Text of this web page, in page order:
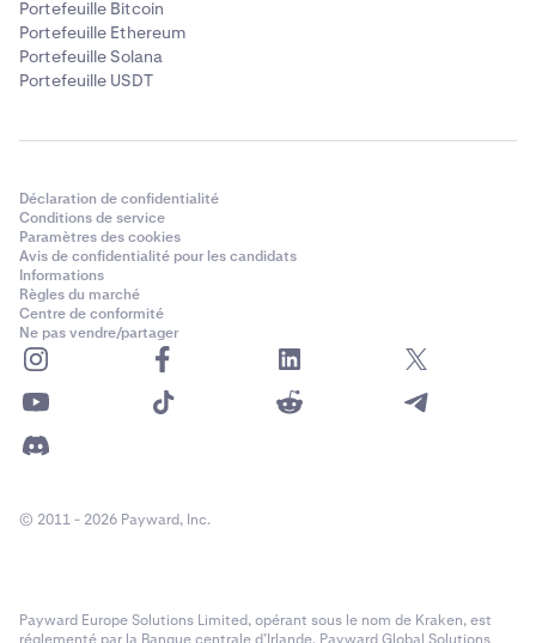
Portefeuille Bitcoin
Portefeuille Ethereum
Portefeuille Solana
Portefeuille USDT
Déclaration de confidentialité
Conditions de service
Paramètres des cookies
Avis de confidentialité pour les candidats
Informations
Règles du marché
Centre de conformité
Ne pas vendre/partager
© 2011 - 2026 Payward, Inc.
Payward Europe Solutions Limited, opérant sous le nom de Kraken, est